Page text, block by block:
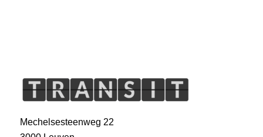
Mechelsesteenweg 22